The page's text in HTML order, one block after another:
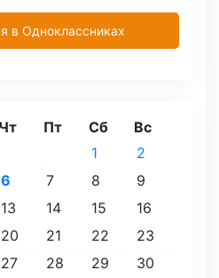
в Одноклассниках
Чт Пт Сб Вс
1
2
6 7 8
9
13 14 15
16
20 21 22
23
27 28 29
30